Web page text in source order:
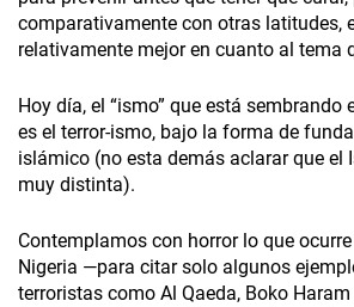
comparativamente con otras latitudes,
relativamente mejor en cuanto al tema
Hoy día, el “ismo” que está sembrando
es el terror-ismo, bajo la forma de
islámico (no esta demás aclarar que el
muy distinta).
Contemplamos con horror lo que
Nigeria —para citar solo algunos
terroristas como Al Qaeda, Boko